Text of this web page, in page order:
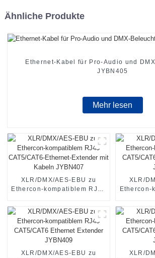
Ähnliche Produkte
Ethernet-Kabel für Pro-Audio und
JYBN405
Mehr lesen
XLR/DMX/AES-EBU zu
Ethercon-kompatiblem RJ45
Extender mit Kabeln
XLR/
Ethercon-
XLR/DMX/AES-EBU zu
XLR/